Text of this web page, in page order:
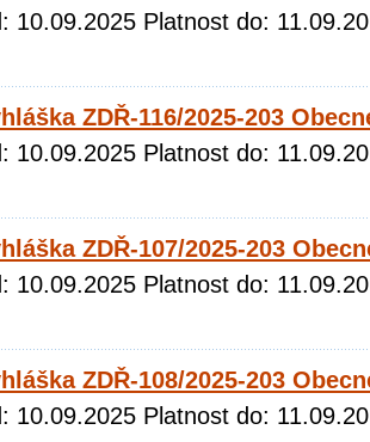
10.09.2025 Platnost do:
ZDŘ-116/2025-203
10.09.2025 Platnost do:
ZDŘ-107/2025-203
10.09.2025 Platnost do:
ZDŘ-108/2025-203
10.09.2025 Platnost do: